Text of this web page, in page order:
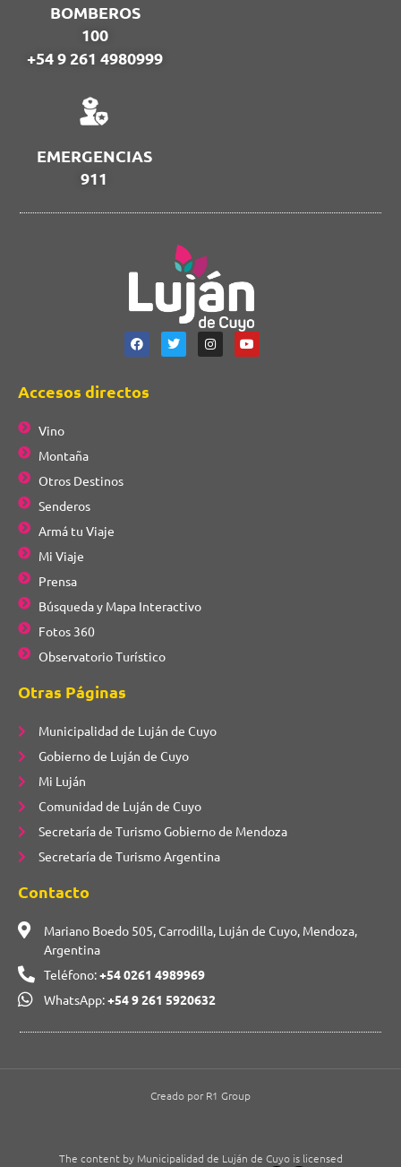
BOMBEROS
100
+54 9 261 4980999
EMERGENCIAS
911
Accesos directos
Vino
Montaña
Otros Destinos
Senderos
Armá tu Viaje
Mi Viaje
Prensa
Búsqueda y Mapa Interactivo
Fotos 360
Observatorio Turístico
Otras Páginas
Municipalidad de Luján de Cuyo
Gobierno de Luján de Cuyo
Mi Luján
Comunidad de Luján de Cuyo
Secretaría de Turismo Gobierno de Mendoza
Secretaría de Turismo Argentina
Contacto
Mariano Boedo 505, Carrodilla, Luján de Cuyo, Mendoza,
Argentina
Teléfono:+54 0261 4989969
WhatsApp:+54 9 261 5920632
The content by Municipalidad de Luján de Cuyo is licensed
Creado por R1 Group